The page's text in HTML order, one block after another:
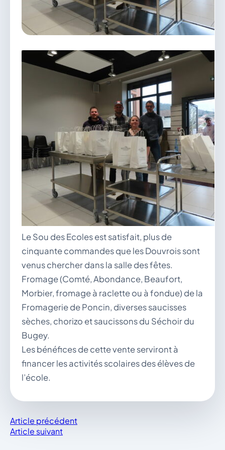
04 74 38 22 78
mairie@douvres.fr
140 Place de la Babillière, 01500 Douvres
Contacter la mairie
Le guichet des associations
publier une annonce
Le Sou des Ecoles est satisfait, plus de
cinquante commandes que les Douvrois sont
venus chercher dans la salle des fêtes.
Fromage (Comté, Abondance, Beaufort,
Morbier, fromage à raclette ou à fondue) de la
Fromagerie de Poncin, diverses saucisses
sèches, chorizo et saucissons du Séchoir du
Bugey.
Les bénéfices de cette vente serviront à
financer les activités scolaires des élèves de
l’école.
Article précédent
Article suivant